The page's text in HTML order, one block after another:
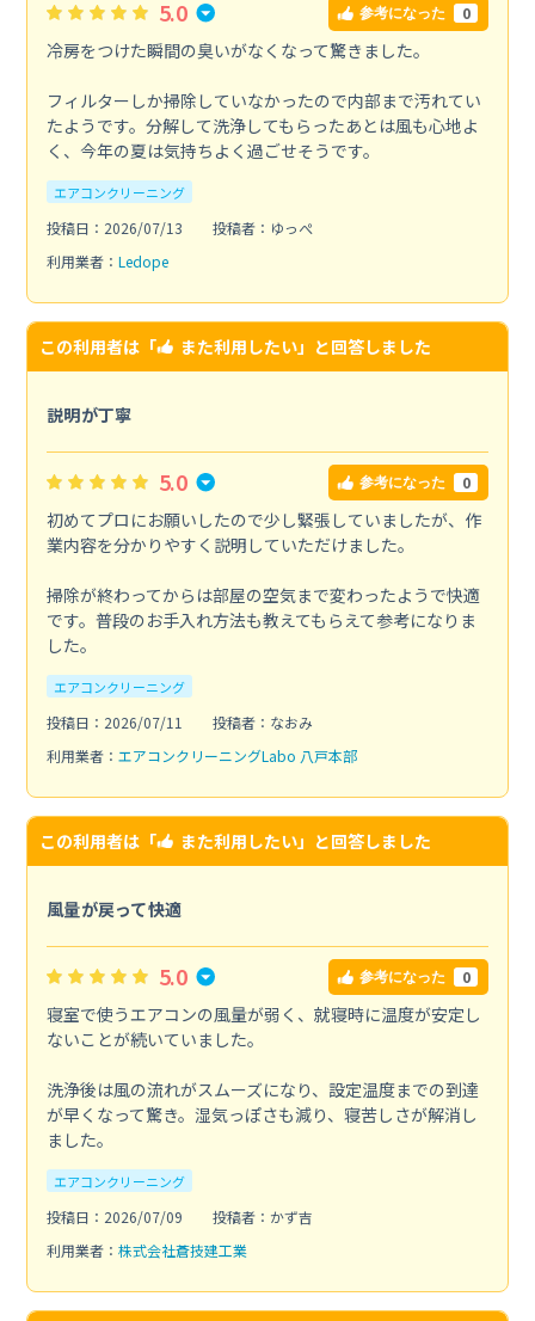
5.0 参考になった 0
冷房をつけた瞬間の臭いがなくなって驚きました。
フィルターしか掃除していなかったので内部まで汚れてい
たようです。分解して洗浄してもらったあとは風も心地よ
く、今年の夏は気持ちよく過ごせそうです。
エアコンクリーニング
投稿日：2026/07/13
投稿者：ゆっぺ
利用業者： Ledope
この利用者は「 また利用したい」と回答しました
説明が丁寧
5.0 参考になった 0
初めてプロにお願いしたので少し緊張していましたが、作
業内容を分かりやすく説明していただけました。
掃除が終わってからは部屋の空気まで変わったようで快適
です。普段のお手入れ方法も教えてもらえて参考になりま
した。
エアコンクリーニング
投稿日：2026/07/11
投稿者：なおみ
利用業者： エアコンクリーニングLabo 八戸本部
この利用者は「 また利用したい」と回答しました
風量が戻って快適
5.0 参考になった 0
寝室で使うエアコンの風量が弱く、就寝時に温度が安定し
ないことが続いていました。
洗浄後は風の流れがスムーズになり、設定温度までの到達
が早くなって驚き。湿気っぽさも減り、寝苦しさが解消し
ました。
エアコンクリーニング
投稿日：2026/07/09
投稿者：かず吉
利用業者： 株式会社蒼技建工業